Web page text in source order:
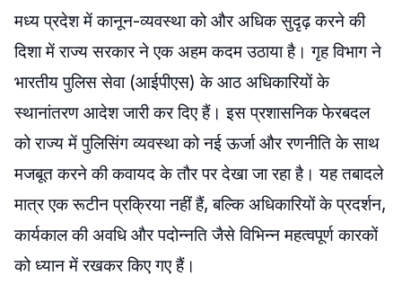
मध्य प्रदेश में कानून-व्यवस्था को और अधिक सुदृढ़ करने की
दिशा में राज्य सरकार ने एक अहम कदम उठाया है। गृह विभाग ने
भारतीय पुलिस सेवा (आईपीएस) के आठ अधिकारियों के
स्थानांतरण आदेश जारी कर दिए हैं। इस प्रशासनिक फेरबदल
को राज्य में पुलिसिंग व्यवस्था को नई ऊर्जा और रणनीति के साथ
मजबूत करने की कवायद के तौर पर देखा जा रहा है। यह तबादले
मात्र एक रूटीन प्रक्रिया नहीं हैं, बल्कि अधिकारियों के प्रदर्शन,
कार्यकाल की अवधि और पदोन्नति जैसे विभिन्न महत्वपूर्ण कारकों
को ध्यान में रखकर किए गए हैं।